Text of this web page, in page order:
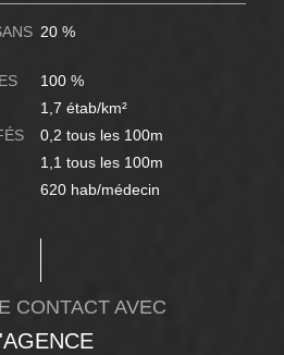
20 %
100 %
1,7 étab/km²
0,2 tous les 100m
1,1 tous les 100m
620 hab/médecin
CONTACT AVEC